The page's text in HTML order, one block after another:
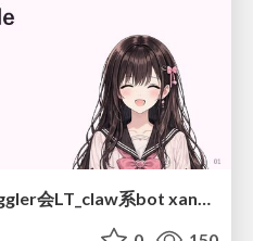
20260807_第6回_関東kaggler会LT_claw系bot xangiと始める、"寂しくない" kaggle